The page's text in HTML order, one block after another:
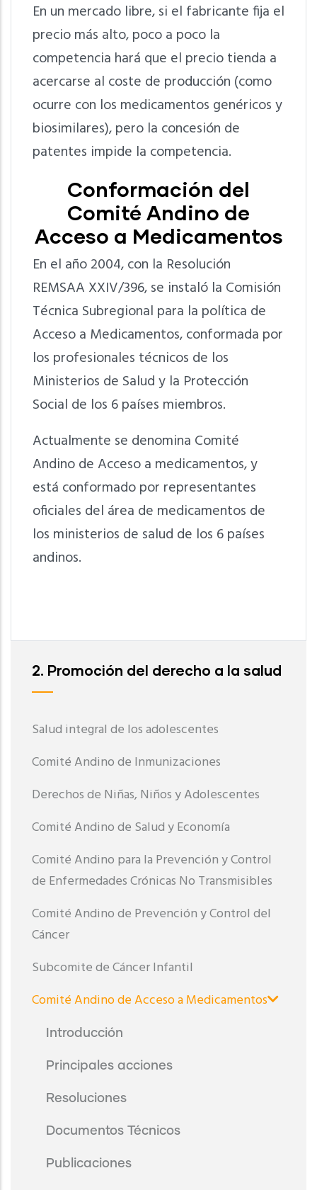
En un mercado libre, si el fabricante fija el
precio más alto, poco a poco la
competencia hará que el precio tienda a
acercarse al coste de producción (como
ocurre con los medicamentos genéricos y
biosimilares), pero la concesión de
patentes impide la competencia.
Conformación del
Comité Andino de
Acceso a Medicamentos
En el año 2004, con la Resolución
REMSAA XXIV/396, se instaló la Comisión
Técnica Subregional para la política de
Acceso a Medicamentos, conformada por
los profesionales técnicos de los
Ministerios de Salud y la Protección
Social de los 6 países miembros.
Actualmente se denomina Comité
Andino de Acceso a medicamentos, y
está conformado por representantes
oficiales del área de medicamentos de
los ministerios de salud de los 6 países
andinos.
2. Promoción del derecho a la salud
Salud integral de los adolescentes
Comité Andino de Inmunizaciones
Derechos de Niñas, Niños y Adolescentes
Comité Andino de Salud y Economía
Comité Andino para la Prevención y Control
de Enfermedades Crónicas No Transmisibles
Comité Andino de Prevención y Control del
Cáncer
Subcomite de Cáncer Infantil
Comité Andino de Acceso a Medicamentos
Introducción
Principales acciones
Resoluciones
Documentos Técnicos
Publicaciones